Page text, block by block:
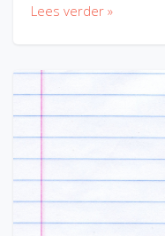
Lees verder »